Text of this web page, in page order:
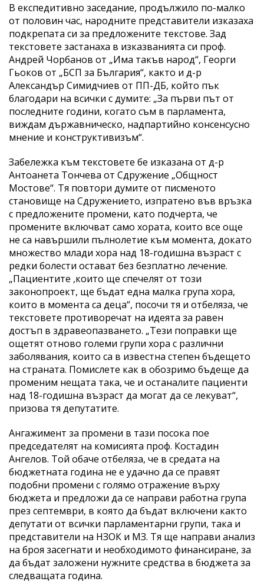
В експедитивно заседание, продължило по-малко
от половин час, народните представители изказаха
подкрепата си за предложените текстове. Зад
текстовете застанаха в изказванията си проф.
Андрей Чорбанов от „Има такъв народ“, Георги
Гьоков от „БСП за България“, както и д-р
Александър Симидчиев от ПП-ДБ, който пък
благодари на всички с думите: „За първи път от
последните години, когато съм в парламента,
виждам държавническо, надпартийно консенсусно
мнение и конструктивизъм“.
Забележка към текстовете бе изказана от д-р
Антоанета Тончева от Сдружение „Общност
Мостове“. Тя повтори думите от писменото
становище на Сдружението, изпратено във връзка
с предложените промени, като подчерта, че
промените включват само хората, които все още
не са навършили пълнолетие към момента, докато
множество млади хора над 18-годишна възраст с
редки болести остават без безплатно лечение.
„Пациентите ,които ще спечелят от този
законопроект, ще бъдат една малка група хора,
които в момента са деца“, посочи тя и отбеляза, че
текстовете противоречат на идеята за равен
достъп в здравеопазването. „Тези поправки ще
ощетят отново големи групи хора с различни
заболявания, които са в известна степен бъдещето
на страната. Помислете как в обозримо бъдеще да
променим нещата така, че и останалите пациенти
над 18-годишна възраст да могат да се лекуват“,
призова тя депутатите.
Ангажимент за промени в тази посока пое
председателят на комисията проф. Костадин
Ангелов. Той обаче отбеляза, че в средата на
бюджетната година не е удачно да се правят
подобни промени с голямо отражение върху
бюджета и предложи да се направи работна група
през септември, в която да бъдат включени както
депутати от всички парламентарни групи, така и
представители на НЗОК и МЗ. Тя ще направи анализ
на броя засегнати и необходимото финансиране, за
да бъдат заложени нужните средства в бюджета за
следващата година.